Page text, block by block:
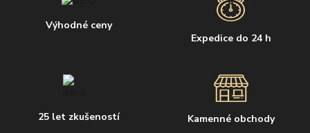
Výhodné ceny
Expedice do 24 h
25 let zkušeností Kamenné obchody